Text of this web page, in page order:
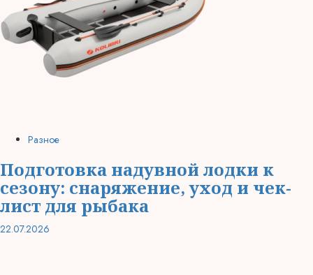
Разное
Подготовка надувной лодки к
сезону: снаряжение, уход и чек-
лист для рыбака
22.07.2026